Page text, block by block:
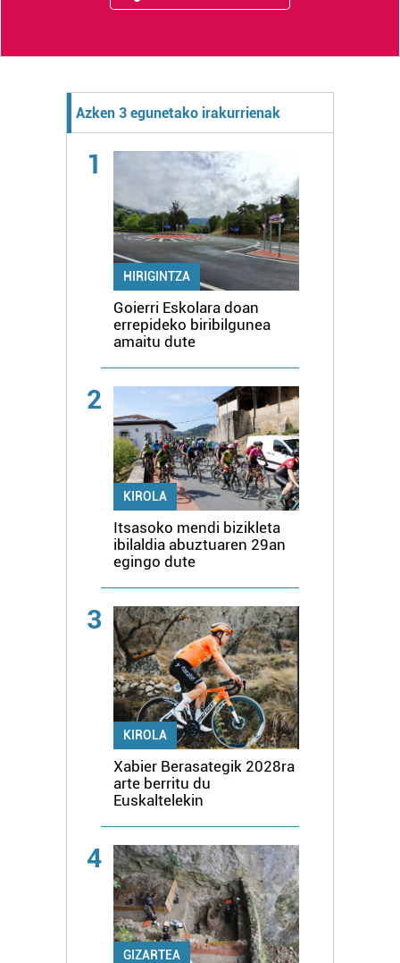
Azken 3 egunetako irakurrienak
1
HIRIGINTZA
Goierri Eskolara doan
errepideko biribilgunea
amaitu dute
2
KIROLA
Itsasoko mendi bizikleta
ibilaldia abuztuaren 29an
egingo dute
3
KIROLA
Xabier Berasategik 2028ra
arte berritu du
Euskaltelekin
4
GIZARTEA